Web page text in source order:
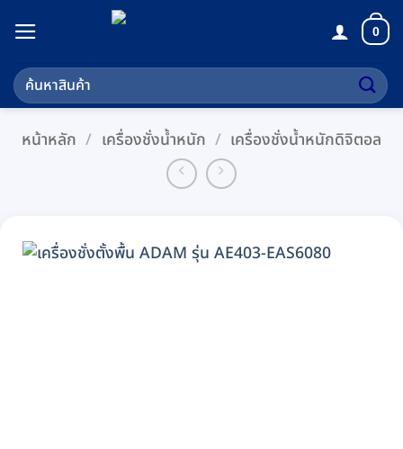
เนื้อหา
0
ค้นหา:
หน้าหลัก / เครื่องชั่งน้ำหนัก / เครื่องชั่งน้ำหนักดิจิตอล